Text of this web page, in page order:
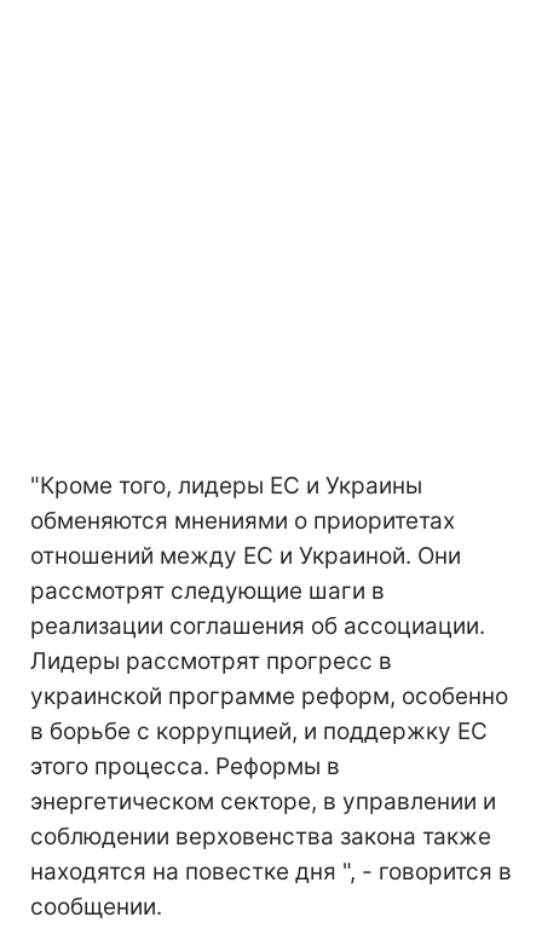
"Кроме того, лидеры ЕС и Украины
обменяются мнениями о приоритетах
отношений между ЕС и Украиной. Они
рассмотрят следующие шаги в
реализации соглашения об ассоциации.
Лидеры рассмотрят прогресс в
украинской программе реформ, особенно
в борьбе с коррупцией, и поддержку ЕС
этого процесса. Реформы в
энергетическом секторе, в управлении и
соблюдении верховенства закона также
находятся на повестке дня ", - говорится в
сообщении.